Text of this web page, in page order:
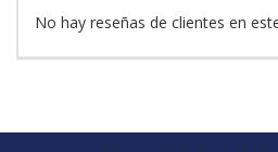
No hay reseñas de clientes en